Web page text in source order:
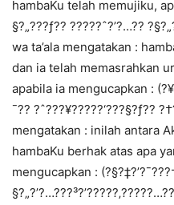
hambaKu telah memujiku,
§?„???ƒ?? ?????ˆ?’?…??
wa ta’ala mengatakan :
dan ia telah memasrahkan
apabila ia mengucapkan :
¯?? ?ˆ???¥?????‘???§?ƒ??
mengatakan : inilah antara
hambaKu berhak atas apa
mengucapkan :